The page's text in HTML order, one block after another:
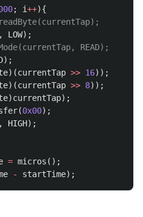
; i++){
, LOW);
READ);
);
)(currentTap >> 16));
)(currentTap >> 8));
)currentTap);
(0x00);
, HIGH);
= micros ();
- startTime);